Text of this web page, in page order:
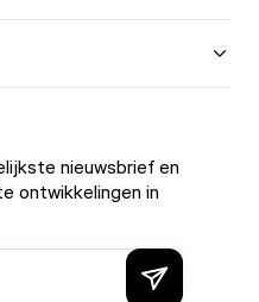
nieuwsbrief en
ontwikkelingen in